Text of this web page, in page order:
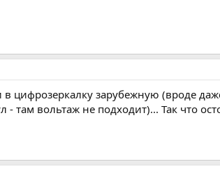
цифрозеркалку зарубежную (вроде
там вольтаж не подходит)... Так что